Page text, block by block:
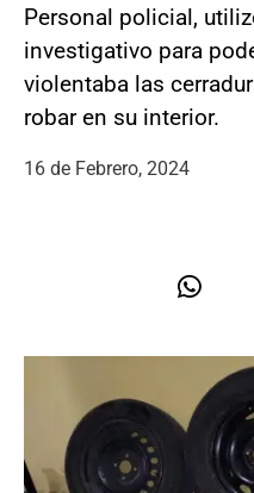
Personal policial,
investigativo para
violentaba las
robar en su interior.
16 de Febrero, 2024